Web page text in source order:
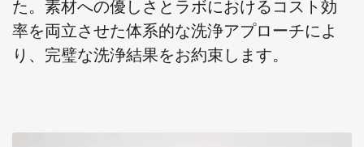
た。素材への優しさとラボにおけるコスト効
率を両立させた体系的な洗浄アプローチによ
り、完璧な洗浄結果をお約束します。